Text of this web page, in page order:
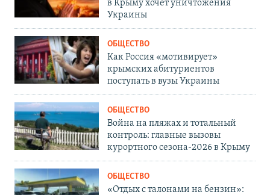
в Крыму хочет уничтожения
Украины
ОБЩЕСТВО
Как Россия «мотивирует»
крымских абитуриентов
поступать в вузы Украины
ОБЩЕСТВО
Война на пляжах и тотальный
контроль: главные вызовы
курортного сезона-2026 в Крыму
ОБЩЕСТВО
«Отдых с талонами на бензин»: